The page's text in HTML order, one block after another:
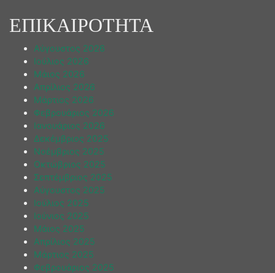
ΕΠΙΚΑΙΡΟΤΗΤΑ
Αύγουστος 2026
Ιούλιος 2026
Μάιος 2026
Απρίλιος 2026
Μάρτιος 2026
Φεβρουάριος 2026
Ιανουάριος 2026
Δεκέμβριος 2025
Νοέμβριος 2025
Οκτώβριος 2025
Σεπτέμβριος 2025
Αύγουστος 2025
Ιούλιος 2025
Ιούνιος 2025
Μάιος 2025
Απρίλιος 2025
Μάρτιος 2025
Φεβρουάριος 2025